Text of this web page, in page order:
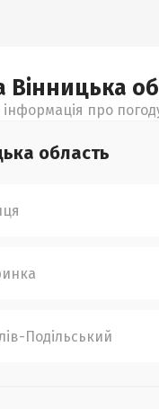
Вінницька
про
область
Подільський